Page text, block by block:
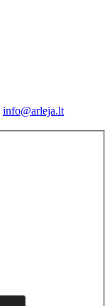
info@arleja.lt